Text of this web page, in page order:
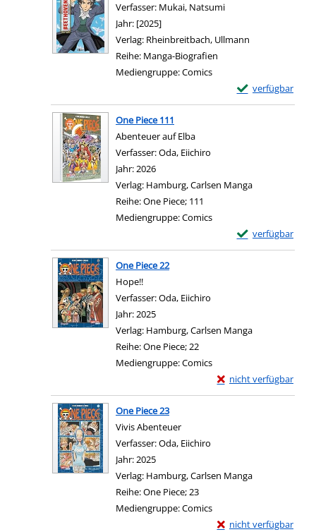
Verfasser: Mukai, Natsumi
Jahr: [2025]
Verlag: Rheinbreitbach, Ullmann
Reihe: Manga-Biografien
Mediengruppe:Comics
verfügbar
Exemplar-Details
Zum Download
One Piece 111
Abenteuer auf Elba
Verfasser:Oda, Eiichiro
Jahr:2026
Verlag: Hamburg, Carlsen Manga
Reihe:One Piece; 111
Mediengruppe:Comics
verfügbar
Exemplar-Details
Zum Download
One Piece 22
Hope!!
Verfasser:Oda, Eiichiro
Jahr:2025
Verlag: Hamburg, Carlsen Manga
Reihe:One Piece; 22
Mediengruppe:Comics
nicht verfügbar
Exemplar-Details von
Zum Download von
One Piece 23
Vivis Abenteuer
Verfasser:Oda, Eiichiro
Jahr:2025
Verlag: Hamburg, Carlsen Manga
Reihe:One Piece; 23
Mediengruppe:Comics
nicht verfügbar
Exemplar-Details von